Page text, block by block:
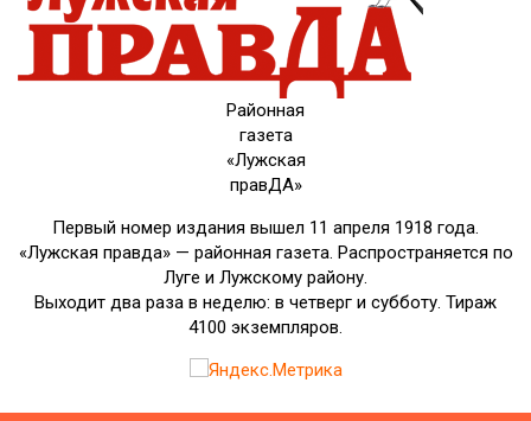
Районная
газета
«Лужская
правДА»
Первый номер издания вышел 11 апреля 1918 года.
«Лужская правда» — районная газета. Распространяется по
Луге и Лужскому району.
Выходит два раза в неделю: в четверг и субботу. Тираж
4100 экземпляров.